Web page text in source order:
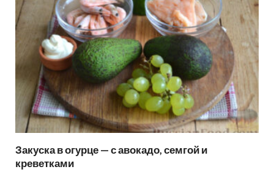
Закуска в огурце — с авокадо, семгой и
креветками